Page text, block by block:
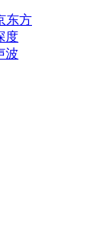
东方
度
波